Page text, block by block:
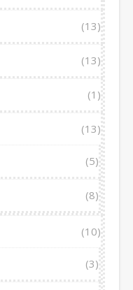
(13)
(13)
(1)
(13)
(5)
(8)
(10)
(3)